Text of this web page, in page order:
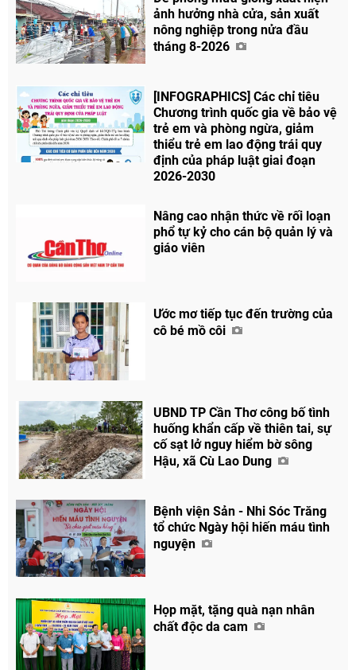
Facebook
ảnh hưởng nhà cửa, sản xuất
nông nghiệp trong nửa đầu
tháng 8-2026
[INFOGRAPHICS] Các chỉ tiêu
Chương trình quốc gia về bảo vệ
trẻ em và phòng ngừa, giảm
thiểu trẻ em lao động trái quy
định của pháp luật giai đoạn
2026-2030
Nâng cao nhận thức về rối loạn
phổ tự kỷ cho cán bộ quản lý và
giáo viên
Ước mơ tiếp tục đến trường của
cô bé mồ côi
UBND TP Cần Thơ công bố tình
huống khẩn cấp về thiên tai, sự
cố sạt lở nguy hiểm bờ sông
Hậu, xã Cù Lao Dung
Bệnh viện Sản - Nhi Sóc Trăng
tổ chức Ngày hội hiến máu tình
nguyện
Họp mặt, tặng quà nạn nhân
chất độc da cam